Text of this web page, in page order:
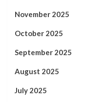
November 2025
October 2025
September 2025
August 2025
July 2025